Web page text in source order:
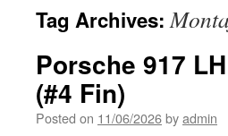
Tag Archives:
Porsche 917
(#4 Fin)
Posted on 11/06/2026byadmin